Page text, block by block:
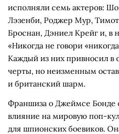
исполняли семь актеров:
Лэзенби, Роджер Мур,
Броснан, Дэниел Крейг и, в
«Никогда не говори
Каждый из них привносил в
черты, но неизменным
и британский шарм.
Франшиза о Джеймсе Бонде
влияние на мировую поп-
для шпионских боевиков.